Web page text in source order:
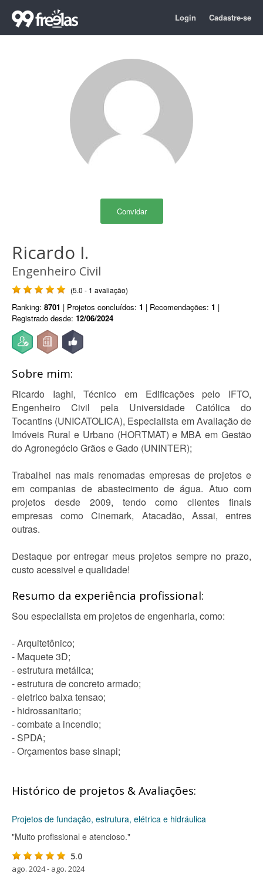
Login Cadastre-se
Convidar
Ricardo I.
Engenheiro Civil
(5.0 - 1 avaliação)
Ranking: 8701 | Projetos concluídos: 1 | Recomendações: 1 |
Registrado desde: 12/06/2024
Sobre mim:
Ricardo Iaghi, Técnico em Edificações pelo IFTO,
Engenheiro Civil pela Universidade Católica do
Tocantins (UNICATOLICA), Especialista em Avaliação de
Imóveis Rural e Urbano (HORTMAT) e MBA em Gestão
do Agronegócio Grãos e Gado (UNINTER);
Trabalhei nas mais renomadas empresas de projetos e
em companias de abastecimento de água. Atuo com
projetos desde 2009, tendo como clientes finais
empresas como Cinemark, Atacadão, Assai, entres
outras.
Destaque por entregar meus projetos sempre no prazo,
custo acessivel e qualidade!
Resumo da experiência profissional:
Sou especialista em projetos de engenharia, como:
- Arquitetônico;
- Maquete 3D;
- estrutura metálica;
- estrutura de concreto armado;
- eletrico baixa tensao;
- hidrossanitario;
- combate a incendio;
- SPDA;
- Orçamentos base sinapi;
Histórico de projetos & Avaliações:
Projetos de fundação, estrutura, elétrica e hidráulica
"Muito profissional e atencioso."
5.0
ago. 2024 - ago. 2024